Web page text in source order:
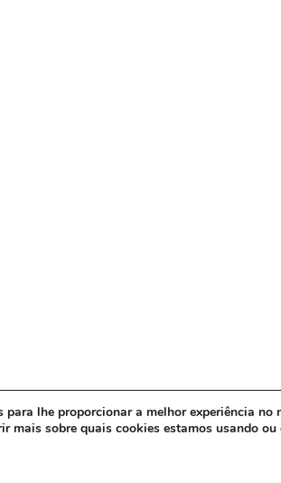
para lhe proporcionar a melhor experiência no
mais sobre quais cookies estamos usando